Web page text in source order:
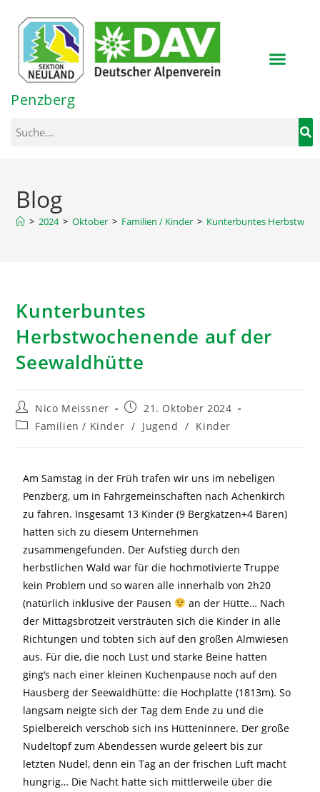
springen
Penzberg
Blog
> 2024 > Oktober > Familien / Kinder > Kunterbuntes
Kunterbuntes
Herbstwochenende auf der
Seewaldhütte
Nico Meissner
21. Oktober 2024
Familien / Kinder / Jugend / Kinder
Am Samstag in der Früh trafen wir uns im nebeligen
Penzberg, um in Fahrgemeinschaften nach Achenkirch
zu fahren. Insgesamt 13 Kinder (9 Bergkatzen+4 Bären)
hatten sich zu diesem Unternehmen
zusammengefunden. Der Aufstieg durch den
herbstlichen Wald war für die hochmotivierte Truppe
kein Problem und so waren alle innerhalb von 2h20
(natürlich inklusive der Pausen
an der Hütte… Nach
der Mittagsbrotzeit versträuten sich die Kinder in alle
Richtungen und tobten sich auf den großen Almwiesen
aus. Für die, die noch Lust und starke Beine hatten
ging‘s nach einer kleinen Kuchenpause noch auf den
Hausberg der Seewaldhütte: die Hochplatte (1813m). So
langsam neigte sich der Tag dem Ende zu und die
Spielbereich verschob sich ins Hütteninnere. Der große
Nudeltopf zum Abendessen wurde geleert bis zur
letzten Nudel, denn ein Tag an der frischen Luft macht
hungrig… Die Nacht hatte sich mittlerweile über die